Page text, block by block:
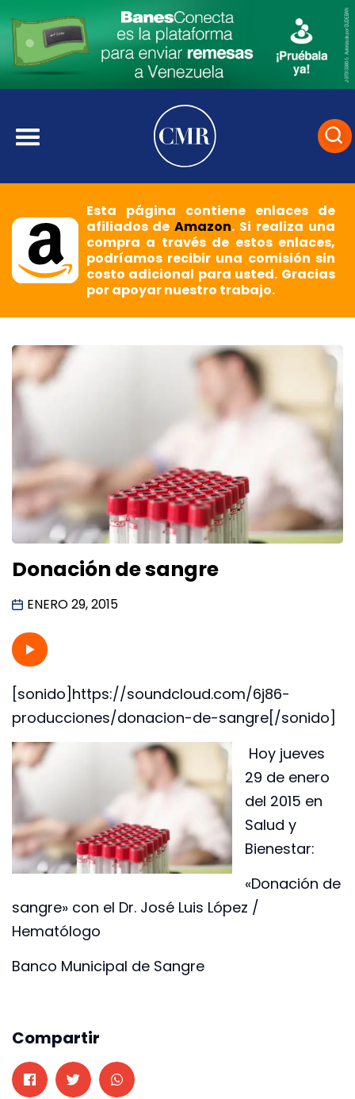
Esta página contiene enlaces de
afiliados deAmazon. Si realiza una
compra a través de estos enlaces,
podríamos recibir una comisión sin
costo adicional para usted. Gracias
por apoyar nuestro trabajo.
Donación de sangre
ENERO 29, 2015
[sonido]https://soundcloud.com/6j86-
producciones/donacion-de-sangre[/sonido]
Hoy jueves
29 de enero
del 2015 en
Salud y
Bienestar:
«Donación de
sangre» con el Dr. José Luis López /
Hematólogo
Banco Municipal de Sangre
Compartir